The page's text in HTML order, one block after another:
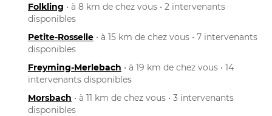
Folkling • à 8 km de chez vous • 2 intervenants
disponibles
Petite-Rosselle • à 15 km de chez vous • 7 intervenants
disponibles
Freyming-Merlebach • à 19 km de chez vous • 14
intervenants disponibles
Morsbach • à 11 km de chez vous • 3 intervenants
disponibles